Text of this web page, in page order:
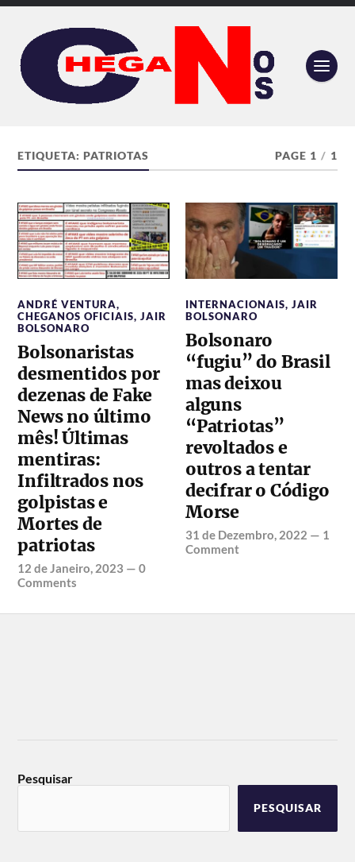
ETIQUETA:PATRIOTAS PAGE 1 / 1
ANDRÉ VENTURA,
CHEGANOS OFICIAIS,JAIR
BOLSONARO
Bolsonaristas
desmentidos por
dezenas de Fake
News no último
mês! Últimas
mentiras:
Infiltrados nos
golpistas e
Mortes de
patriotas
12 de Janeiro, 2023 —0
Comments
INTERNACIONAIS,JAIR
BOLSONARO
Bolsonaro
“fugiu” do Brasil
mas deixou
alguns
“Patriotas”
revoltados e
outros a tentar
decifrar o Código
Morse
31 de Dezembro, 2022 — 1
Comment
Pesquisar
PESQUISAR